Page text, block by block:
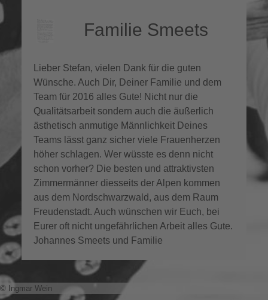
Familie Smeets
Lieber Stefan, vielen Dank für die guten
Wünsche. Auch Dir, Deiner Familie und dem
Team für 2016 alles Gute! Nicht nur die
Qualitätsarbeit sondern auch die äußerlich
ästhetisch anmutige Männlichkeit Deines
Teams lässt ganz sicher viele Frauenherzen
höher schlagen. Wer wüsste es denn nicht
schon vorher? Die besten und attraktivsten
Zimmermänner diesseits der Alpen kommen
aus dem Nordschwarzwald, aus dem Raum
Freudenstadt. Auch wünschen wir Euch, bei
Eurer oft nicht ungefährlichen Arbeit alles Gute.
Johannes Smeets und Familie
© Ingmar Wein